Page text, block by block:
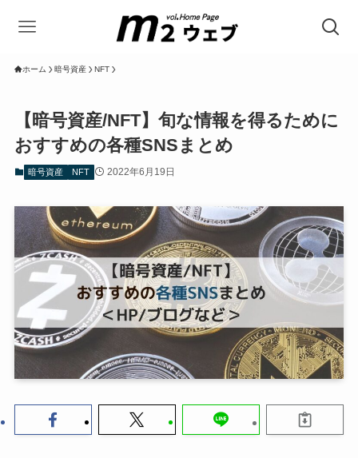
ホーム 暗号資産 NFT
【暗号資産/NFT】旬な情報を得るために
おすすめの各種SNSまとめ
暗号資産 NFT 2022年6月19日